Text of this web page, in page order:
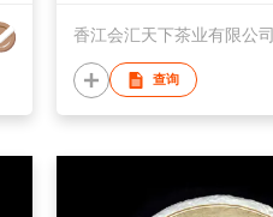
香江会汇天下茶业有限公司
查询